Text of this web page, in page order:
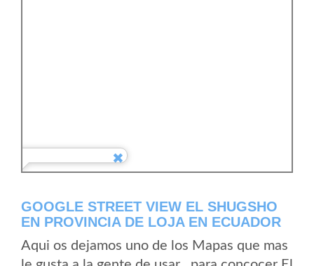
GOOGLE STREET VIEW EL SHUGSHO
EN PROVINCIA DE LOJA EN ECUADOR
Aqui os dejamos uno de los Mapas que mas